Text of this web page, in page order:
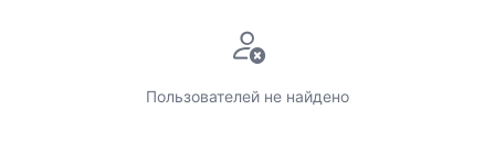
Пользователей не найдено